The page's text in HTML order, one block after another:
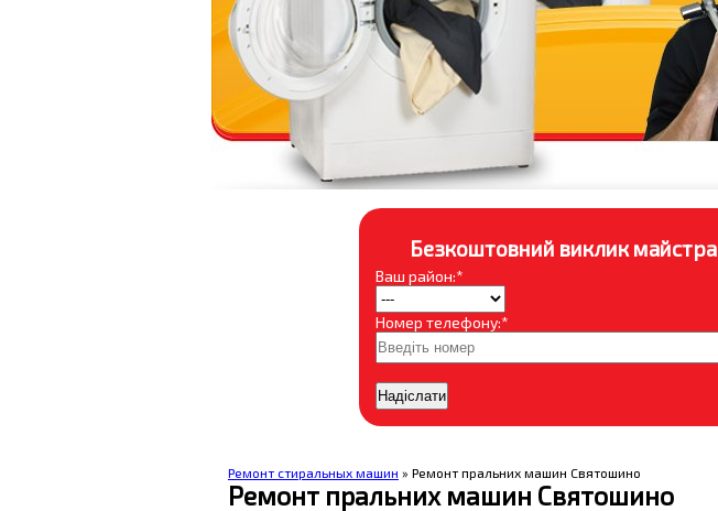
Безкоштовний виклик майстра
Ваш район:*
Номер телефону:*
Ремонт стиральных машин » Ремонт пральних машин Святошино
Ремонт пральних машин Святошино